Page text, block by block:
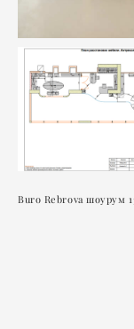
Buro Rebrova шоурум